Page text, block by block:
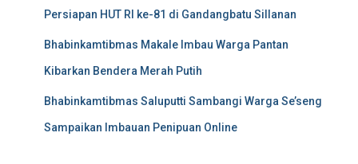
Persiapan HUT RI ke-81 di Gandangbatu Sillanan
Bhabinkamtibmas Makale Imbau Warga Pantan
Kibarkan Bendera Merah Putih
Bhabinkamtibmas Saluputti Sambangi Warga Se’seng
Sampaikan Imbauan Penipuan Online